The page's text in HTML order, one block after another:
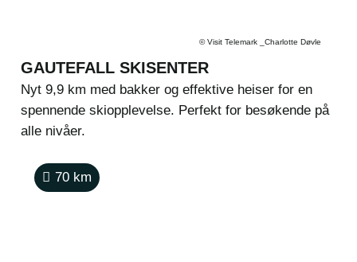
©Visit Telemark _Charlotte Døvle
GAUTEFALL SKISENTER
Nyt 9,9 km med bakker og effektive heiser for en
spennende skiopplevelse. Perfekt for besøkende på
alle nivåer.
70 km